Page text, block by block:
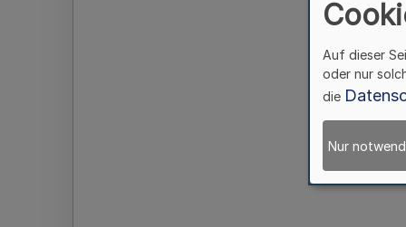
Auf dieser
oder nur
die
Nur